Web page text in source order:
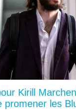
Kirill
promener les